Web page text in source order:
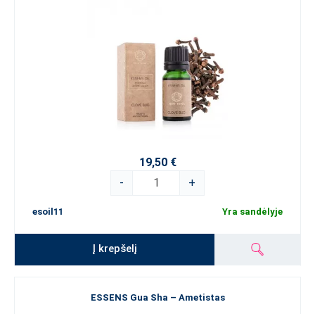
19,50 €
-
+
esoil11 Yra sandėlyje
Į krepšelį
ESSENS Gua Sha – Ametistas